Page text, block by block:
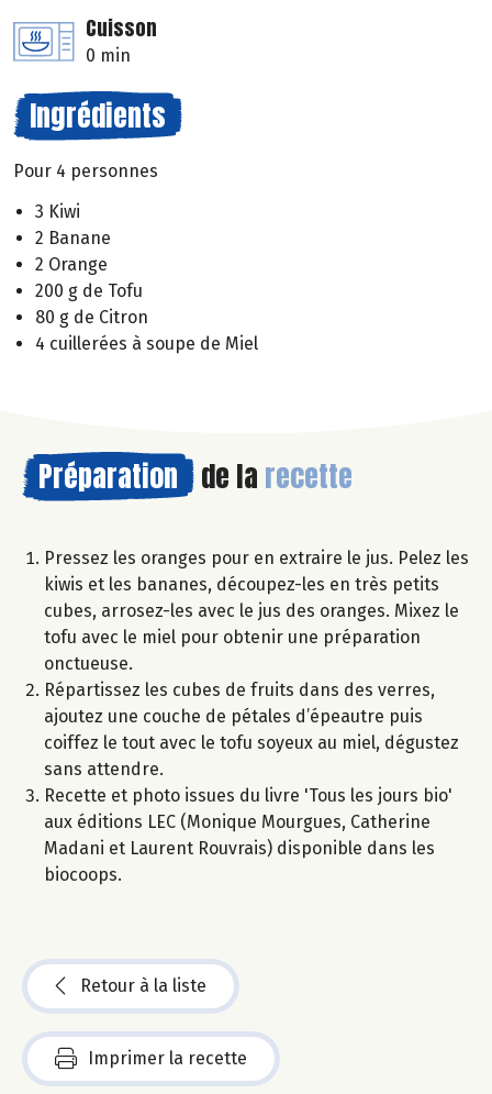
Cuisson
0 min
Ingrédients
Pour 4 personnes
3 Kiwi
2 Banane
2 Orange
200 g de Tofu
80 g de Citron
4 cuillerées à soupe de Miel
Préparation de la recette
Pressez les oranges pour en extraire le jus. Pelez les
kiwis et les bananes, découpez-les en très petits
cubes, arrosez-les avec le jus des oranges. Mixez le
tofu avec le miel pour obtenir une préparation
onctueuse.
Répartissez les cubes de fruits dans des verres,
ajoutez une couche de pétales d’épeautre puis
coiffez le tout avec le tofu soyeux au miel, dégustez
sans attendre.
Recette et photo issues du livre 'Tous les jours bio'
aux éditions LEC (Monique Mourgues, Catherine
Madani et Laurent Rouvrais) disponible dans les
biocoops.
Retour à la liste
Imprimer la recette